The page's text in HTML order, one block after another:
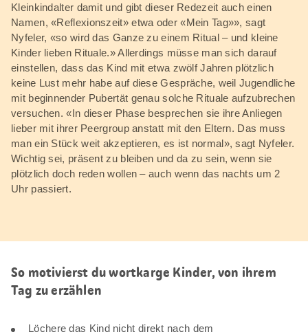
Kleinkindalter damit und gibt dieser Redezeit auch einen
Namen, «Reflexionszeit» etwa oder «Mein Tag»», sagt
Nyfeler, «so wird das Ganze zu einem Ritual – und kleine
Kinder lieben Rituale.» Allerdings müsse man sich darauf
einstellen, dass das Kind mit etwa zwölf Jahren plötzlich
keine Lust mehr habe auf diese Gespräche, weil Jugendliche
mit beginnender Pubertät genau solche Rituale aufzubrechen
versuchen. «In dieser Phase besprechen sie ihre Anliegen
lieber mit ihrer Peergroup anstatt mit den Eltern. Das muss
man ein Stück weit akzeptieren, es ist normal», sagt Nyfeler.
Wichtig sei, präsent zu bleiben und da zu sein, wenn sie
plötzlich doch reden wollen – auch wenn das nachts um 2
Uhr passiert.
So motivierst du wortkarge Kinder, von ihrem
Tag zu erzählen
Löchere das Kind nicht direkt nach dem